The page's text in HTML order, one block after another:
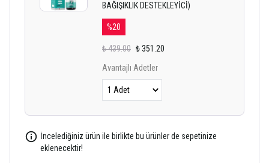
BAĞIŞIKLIK DESTEKLEYİCİ)
%20
₺ 439.00 ₺ 351.20
Avantajlı Adetler
İncelediğiniz ürün ile birlikte bu ürünler de sepetinize
eklenecektir!